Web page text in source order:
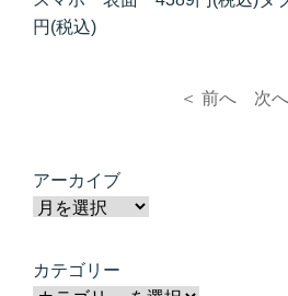
円(税込)
＜ 前へ 次
アーカイブ
カテゴリー